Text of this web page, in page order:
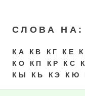
СЛОВА НА:
КА КВ КГ КЕ
КО
КП КР КС
КЫ
КЬ КЭ КЮ